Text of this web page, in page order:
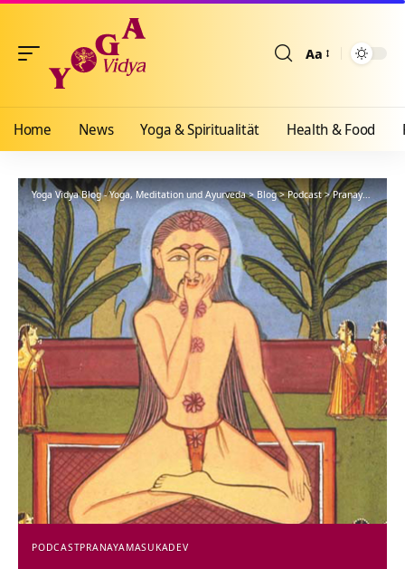
Aa
Home News Yoga & Spiritualität Health & Food
Yoga Vidya Blog - Yoga, Meditation und Ayurveda>Blog>Podcast>Pranayama >
PODCASTPRANAYAMASUKADEV